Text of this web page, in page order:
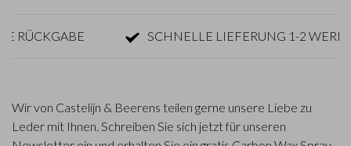
RÜCKGABE SCHNELLE LIEFERUNG 1-2
Wir von Castelijn & Beerens teilen gerne unsere Liebe zu
Leder mit Ihnen. Schreiben Sie sich jetzt für unseren